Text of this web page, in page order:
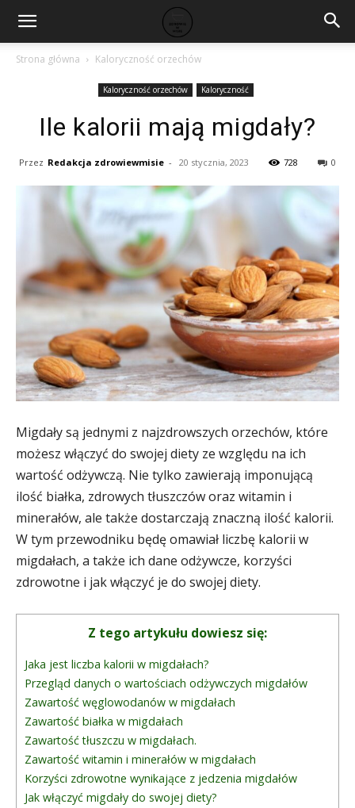
Strona główna Kaloryczność orzechów
Kaloryczność orzechów Kaloryczność
Ile kalorii mają migdały?
Przez Redakcja zdrowiewmisie - 20 stycznia, 2023 728 0
Migdały są jednymi z najzdrowszych orzechów, które
możesz włączyć do swojej diety ze względu na ich
wartość odżywczą. Nie tylko zawierają imponującą
ilość białka, zdrowych tłuszczów oraz witamin i
minerałów, ale także dostarczają znaczną ilość kalorii.
W tym przewodniku będę omawiał liczbę kalorii w
migdałach, a także ich dane odżywcze, korzyści
zdrowotne i jak włączyć je do swojej diety.
Z tego artykułu dowiesz się:
Jaka jest liczba kalorii w migdałach?
Przegląd danych o wartościach odżywczych migdałów
Zawartość węglowodanów w migdałach
Zawartość białka w migdałach
Zawartość tłuszczu w migdałach.
Zawartość witamin i minerałów w migdałach
Korzyści zdrowotne wynikające z jedzenia migdałów
Jak włączyć migdały do swojej diety?